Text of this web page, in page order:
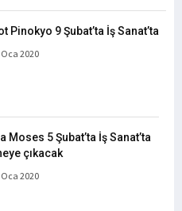
Pinokyo 9 Şubat’ta İş Sanat’ta
2020
Moses 5 Şubat’ta İş Sanat’ta
çıkacak
Oca 2020